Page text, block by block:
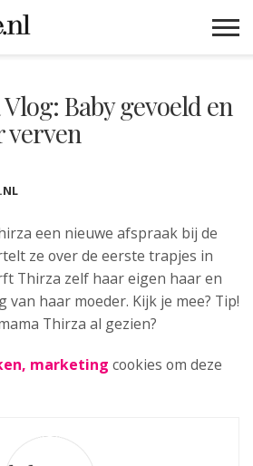
Baby gevoeld en
verven
een nieuwe afspraak bij de
ze over de eerste trapjes in
Thirza zelf haar eigen haar en
van haar moeder. Kijk je mee? Tip!
Thirza al gezien?
marketing cookies om deze